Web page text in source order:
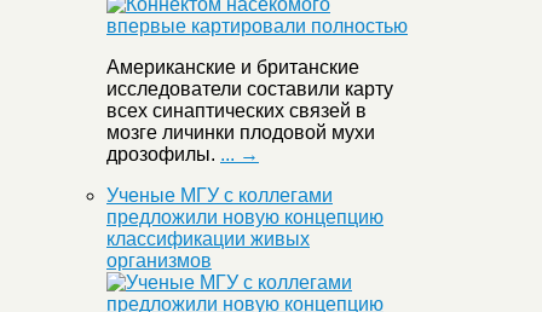
Американские и британские
исследователи составили карту
всех синаптических связей в
мозге личинки плодовой мухи
дрозофилы. ... →
Ученые МГУ с коллегами
предложили новую концепцию
классификации живых
организмов